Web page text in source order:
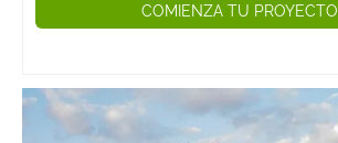
COMIENZA TU PROYECTO